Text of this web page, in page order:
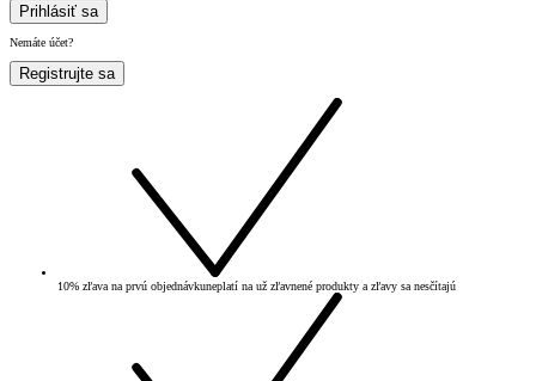
Prihlásiť sa
Nemáte účet?
Registrujte sa
10% zľava na prvú objednávkuneplatí na už zľavnené produkty a zľavy sa nesčítajú